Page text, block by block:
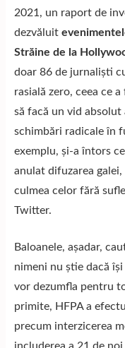
2021, un raport de
dezvăluit
Străine de la
doar 86 de jurnalişti
rasială zero, ceea ce
să facă un vid
schimbări radicale în
exemplu, și-a întors
anulat difuzarea
culmea celor fără
Twitter.
Baloanele, așadar,
nimeni nu știe dacă
vor dezumfla pentru
primite, HFPA a
precum interzicerea